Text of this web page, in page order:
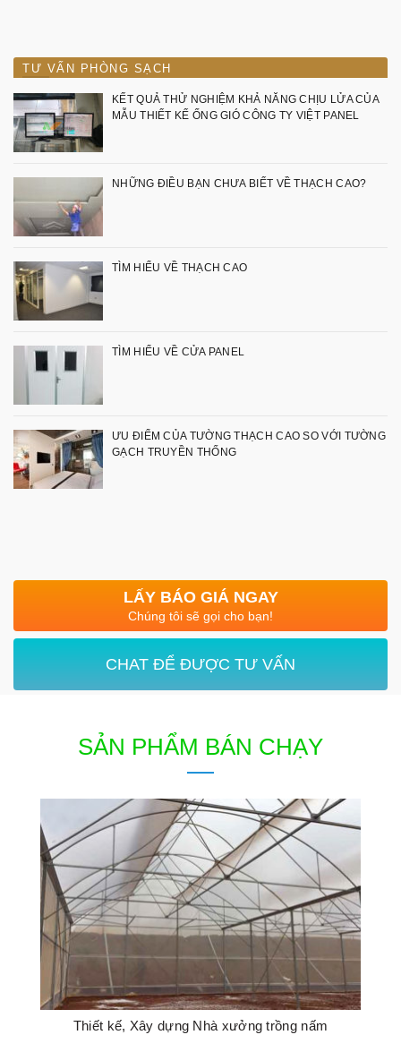
TƯ VẤN PHÒNG SẠCH
KẾT QUẢ THỬ NGHIỆM KHẢ NĂNG CHỊU LỬA CỦA
MẪU THIẾT KẾ ỐNG GIÓ CÔNG TY VIỆT PANEL
NHỮNG ĐIỀU BẠN CHƯA BIẾT VỀ THẠCH CAO?
TÌM HIỂU VỀ THẠCH CAO
TÌM HIỂU VỀ CỬA PANEL
ƯU ĐIỂM CỦA TƯỜNG THẠCH CAO SO VỚI TƯỜNG
GẠCH TRUYỀN THỐNG
LẤY BÁO GIÁ NGAY
Chúng tôi sẽ gọi cho bạn!
CHAT ĐỂ ĐƯỢC TƯ VẤN
SẢN PHẨM BÁN CHẠY
Thiết kế, Xây dựng Nhà xưởng trồng nấm